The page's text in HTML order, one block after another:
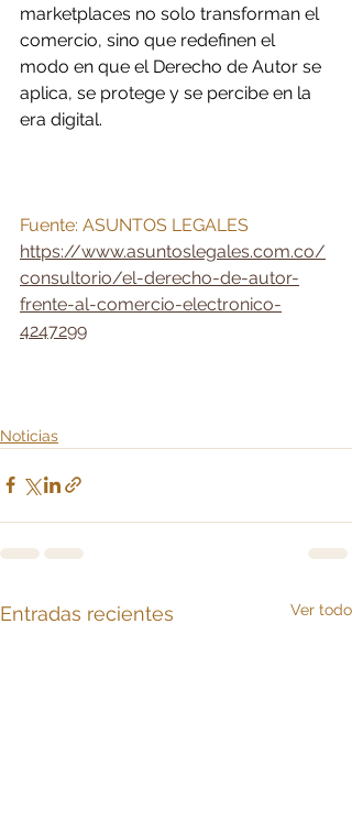
marketplaces no solo transforman el
comercio, sino que redefinen el
modo en que el Derecho de Autor se
aplica, se protege y se percibe en la
era digital.
Fuente: ASUNTOS LEGALES
https://www.asuntoslegales.com.co/
consultorio/el-derecho-de-autor-
frente-al-comercio-electronico-
4247299
Noticias
Entradas recientes Ver todo